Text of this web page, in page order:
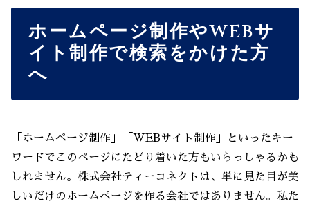
ホームページ制作やWEBサ
イト制作で検索をかけた方
へ
「ホームページ制作」「WEBサイト制作」といったキー
ワードでこのページにたどり着いた方もいらっしゃるかも
しれません。株式会社ティーコネクトは、単に見た目が美
しいだけのホームページを作る会社ではありません。私た